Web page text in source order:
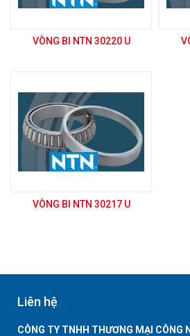
VÒNG BI NTN 30220 U
VÒNG BI NTN 30217 U
Liên hệ
CÔNG TY TNHH THƯƠNG MẠI CÔNG